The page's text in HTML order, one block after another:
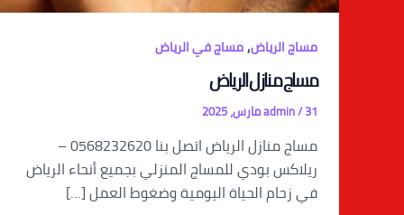
مساج الرياض,مساج في الرياض
مساج منازل الرياض
admin/31 مارس، 2025
مساج منازل الرياض اتصل بنا 0568232620 –
ريلاكس بودي للمساج المنزلي بجميع أنحاء الرياض
في زحام الحياة اليومية وضغوط العمل […]